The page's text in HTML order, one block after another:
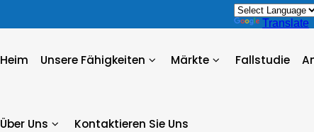
Translate
Heim Unsere Fähigkeiten Märkte Fallstudie
Über Uns Kontaktieren Sie Uns